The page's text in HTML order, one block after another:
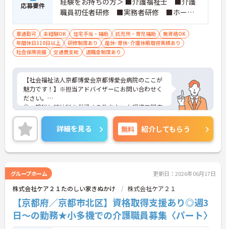
応募要件
職員初任者研修 ■実務者研修 ■ホーム
ヘルパー1～3級
車通勤可 未経験OK 住宅手当・補助 託児所・育児補助
無資格OK
年間休日110日以上
研修制度あり
産休･育休･介護休暇取得実績あり
社会保険完備
交通費支給 退職金制度あり
【社会福祉法人京都博愛会京都博愛会病院のここが
魅力です！】※担当アドバイザーにお問い合わせく
ださい。
①一般科と精神科を併設する数少ない中規模民間病
院として「急性期から在宅まで」地域の様々なニー
ズに対応しており、様々な経験を積むことができま
す。
②年間休日110日！残業時間も月間平均10時間程度
と少なく、プライベートと両立したい方にもおすす
③マイカー通勤OK！駐車場は無料で利用できます♪
詳細を見る 無料 紹介してもらう
グループホーム 更新日：2026年06月17日
株式会社ケア２１たのしい家きぬかけ 株式会社ケア２１
【京都府／京都市北区】資格取得支援あり◎週3
日～の勤務★小多機での介護職員募集〈パート〉